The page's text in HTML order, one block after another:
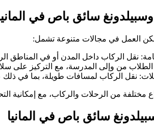
سائق باص في
العمل في مجالات متنوعة تشمل:
نقل الركاب داخل المدن أو في المناطق
الطلاب من وإلى المدرسة، مع التركيز على
نقل الركاب لمسافات طويلة، بما في
مختلفة من الرحلات والركاب، مع إمكانية
سائق باص في المانيا